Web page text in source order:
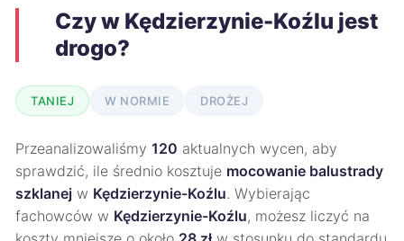
Czy w Kędzierzynie-Koźlu jest
drogo?
TANIEJ W NORMIE DROŻEJ
Przeanalizowaliśmy 120 aktualnych wycen, aby
sprawdzić, ile średnio kosztuje mocowanie balustrady
szklanej w Kędzierzynie-Koźlu. Wybierając
fachowców w Kędzierzynie-Koźlu, możesz liczyć na